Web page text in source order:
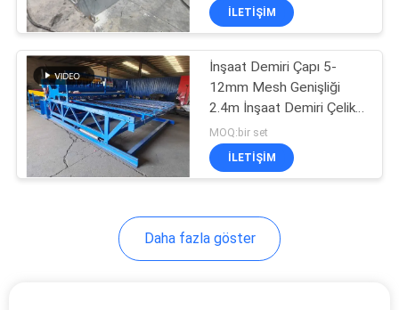
kaynaklı tel örgü
makinesi
çelik ızgara kaynak
İLETIŞIM
İnşaat Demiri Çapı 5-
12mm Mesh Genişliği
2.4m İnşaat Demiri Çelik
Hasır Kaynak Makinesi
MOQ:bir set
İLETIŞIM
Daha fazla göster